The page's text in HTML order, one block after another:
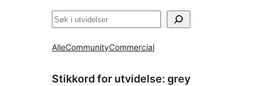
Søk
AlleCommunityCommercial
Stikkord for utvidelse: grey